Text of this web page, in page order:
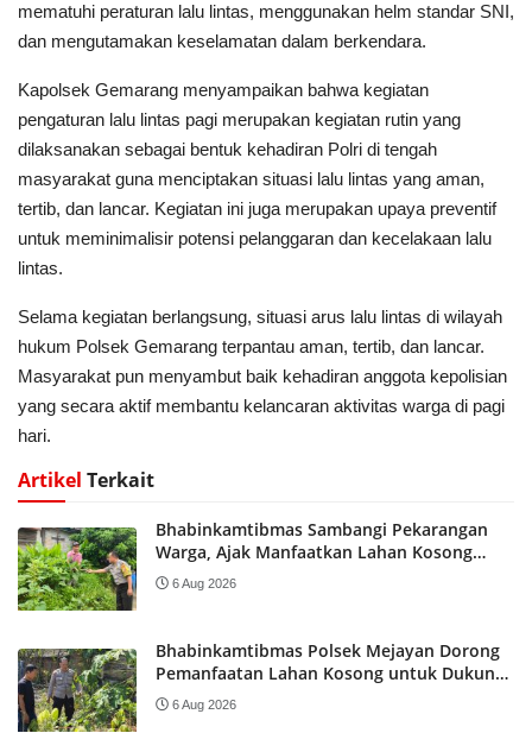
mematuhi peraturan lalu lintas, menggunakan helm standar SNI,
dan mengutamakan keselamatan dalam berkendara.
Kapolsek Gemarang menyampaikan bahwa kegiatan
pengaturan lalu lintas pagi merupakan kegiatan rutin yang
dilaksanakan sebagai bentuk kehadiran Polri di tengah
masyarakat guna menciptakan situasi lalu lintas yang aman,
tertib, dan lancar. Kegiatan ini juga merupakan upaya preventif
untuk meminimalisir potensi pelanggaran dan kecelakaan lalu
lintas.
Selama kegiatan berlangsung, situasi arus lalu lintas di wilayah
hukum Polsek Gemarang terpantau aman, tertib, dan lancar.
Masyarakat pun menyambut baik kehadiran anggota kepolisian
yang secara aktif membantu kelancaran aktivitas warga di pagi
hari.
Artikel Terkait
Bhabinkamtibmas Sambangi Pekarangan
Warga, Ajak Manfaatkan Lahan Kosong
Dukung Ketahanan Pangan Nasional
6 Aug 2026
Bhabinkamtibmas Polsek Mejayan Dorong
Pemanfaatan Lahan Kosong untuk Dukung
Program Ketahanan Pangan Nasional
6 Aug 2026